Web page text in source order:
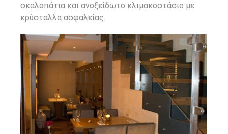
σκαλοπάτια και ανοξείδωτο κλιμακοστάσιο με
κρύσταλλα ασφαλείας.